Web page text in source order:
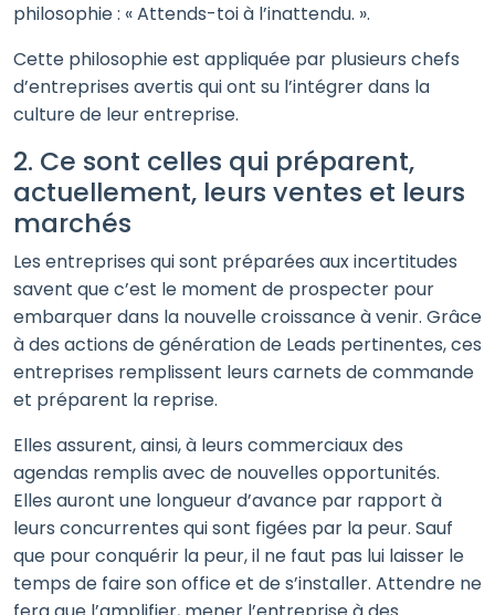
philosophie : « Attends-toi à l’inattendu. ».
Cette philosophie est appliquée par plusieurs chefs
d’entreprises avertis qui ont su l’intégrer dans la
culture de leur entreprise.
2. Ce sont celles qui préparent,
actuellement, leurs ventes et leurs
marchés
Les entreprises qui sont préparées aux incertitudes
savent que c’est le moment de prospecter pour
embarquer dans la nouvelle croissance à venir. Grâce
à des actions de génération de Leads pertinentes, ces
entreprises remplissent leurs carnets de commande
et préparent la reprise.
Elles assurent, ainsi, à leurs commerciaux des
agendas remplis avec de nouvelles opportunités.
Elles auront une longueur d’avance par rapport à
leurs concurrentes qui sont figées par la peur. Sauf
que pour conquérir la peur, il ne faut pas lui laisser le
temps de faire son office et de s’installer. Attendre ne